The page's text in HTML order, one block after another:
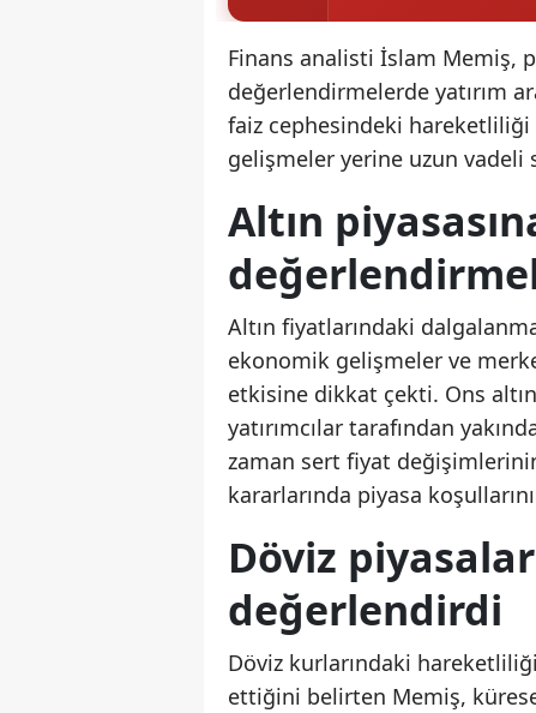
Finans analisti İslam Memiş,
değerlendirmelerde yatırım
faiz cephesindeki hareketliliği
gelişmeler yerine uzun
Altın
Altın fiyatlarındaki
ekonomik gelişmeler ve
etkisine dikkat çekti. Ons
yatırımcılar tarafından
zaman sert fiyat
kararlarında piyasa
Döviz
değerlendirdi
Döviz kurlarındaki
ettiğini belirten Memiş,